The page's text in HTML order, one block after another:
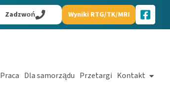
Zadzwoń Wyniki RTG/TK/MRI
Praca Dla samorządu Przetargi Kontakt